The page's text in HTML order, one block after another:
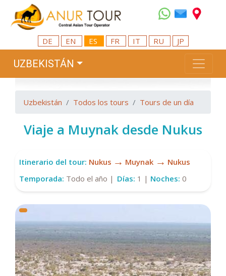
DE EN ES FR IT RU JP
UZBEKISTÁN
Uzbekistán Todos los tours Tours de un día
Viaje a Muynak desde Nukus
Itinerario del tour: Nukus → Muynak → Nukus
Temporada: Todo el año | Días: 1 | Noches: 0